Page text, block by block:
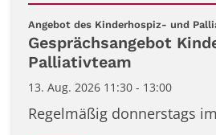
Datum: 13. August 2026
Angebot des Kinderhospiz- und
Gesprächsangebot
Palliativteam
13. Aug. 2026 11:30 - 13:00
Regelmäßig donnerstags